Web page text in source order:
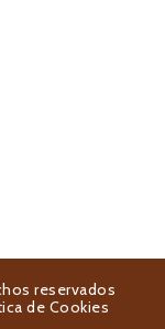
reservados
de Cookies